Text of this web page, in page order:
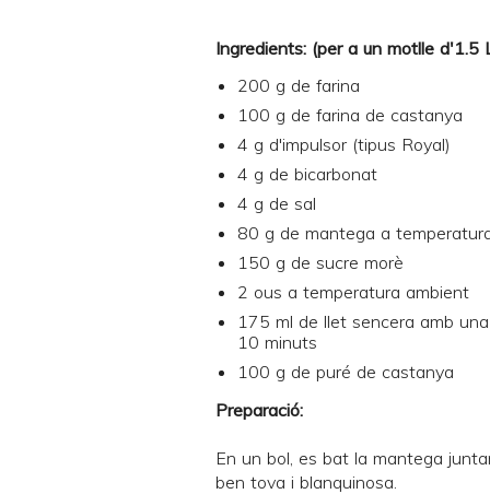
Ingredients: (per a un motlle
200 g de farina
100 g de farina de castanya
4 g d'impulsor (tipus Royal)
4 g de bicarbonat
4 g de sal
80 g de mantega a
150 g de sucre morè
2 ous a temperatura ambient
175 ml de llet sencera amb
10 minuts
100 g de puré de castanya
Preparació:
En un bol, es bat la mantega
ben tova i blanquinosa.